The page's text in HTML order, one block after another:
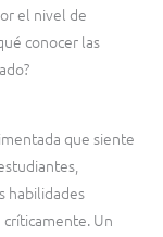
el nivel de
conocer las
que siente
habilidades
críticamente. Un